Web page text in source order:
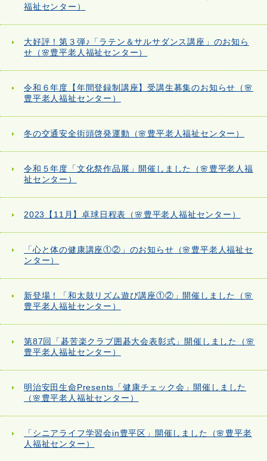
福祉センター）
大好評！第３弾♪「ラテン＆サルサダンス講座」のお知ら
せ（🌸豊平老人福祉センター）
令和６年度【年間登録制講座】受講生募集のお知らせ（🌸
豊平老人福祉センター）
冬の交通安全街頭啓発運動（🌸豊平老人福祉センター）
令和５年度「文化祭作品展」開催しました（🌸豊平老人福
祉センター）
2023【11月】卓球日程表（🌸豊平老人福祉センター）
「心と体の健康講座①②」のお知らせ（🌸豊平老人福祉セ
ンター）
新登場！「和太鼓リズム遊び講座①②」開催しました（🌸
豊平老人福祉センター）
第87回「碁苦楽クラブ囲碁大会表彰式」開催しました（🌸
豊平老人福祉センター）
明治安田生命Presents「健康チェック会」開催しました
（🌸豊平老人福祉センター）
「シニアライフ学習会in豊平区」開催しました（🌸豊平老
人福祉センター）